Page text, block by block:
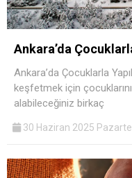
Ankara’da
Ankara’da Çocuklarla
keşfetmek için
alabileceğiniz birkaç
30 Haziran 2025